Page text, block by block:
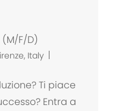
F/D)
Italy
Ti piace
Entra a